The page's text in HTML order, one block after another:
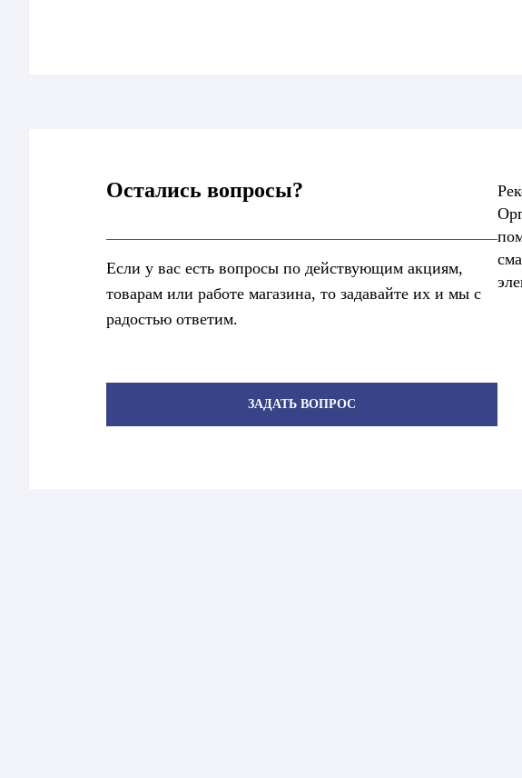
Остались вопросы?
Если у вас есть вопросы по действующим акциям,
товарам или работе магазина, то задавайте их и мы с
радостью ответим.
ЗАДАТЬ ВОПРОС